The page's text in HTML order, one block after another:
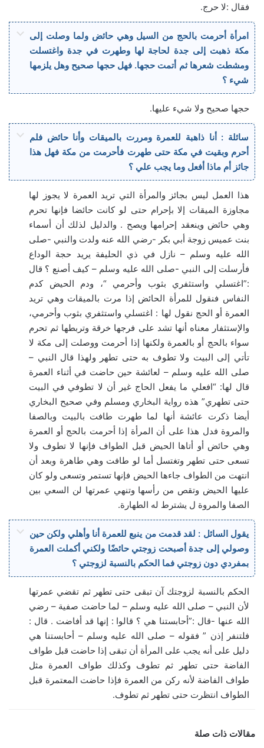
فقال :لا حرج.
امرأة أحرمت بالحج من السيل وهي حائض ولما وصلت إلى
مكة ذهبت إلى جدة لحاجة لها وطهرت في جدة واغتسلت
ومشطت شعرها ثم أتمت حجها. فهل حجها صحيح وهل يلزمها
شيء ؟
حجها صحيح ولا شيء عليها.
سائلة : أنا ذاهبة للعمرة ومررت بالميقات وأنا حائض فلم
أحرم وبقيت في مكة حتى طهرت فأحرمت من مكة فهل هذا
جائز أم ماذا أفعل وما يجب علي ؟
هذا العمل ليس بجائز والمرأة التي تريد العمرة لا يجوز لها
مجاوزة الميقات إلا بإحرام حتى لو كانت حائضا فإنها تحرم
وهي حائض وينعقد إحرامها ويصح . والدليل لذلك أن أسماء
بنت عميس زوجة أبي بكر -رضي الله عنه ولدت والنبي -صلى
الله عليه وسلم – نازل في ذي الحليفة يريد حجة الوداع
فأرسلت إلى النبي -صلى الله عليه وسلم – كيف أصنع ؟ قال
:”اغتسلي واستثفري بثوب وأحرمي “، ودم الحيض كدم
النفاس فنقول للمرأة الحائض إذا مرت بالميقات وهي تريد
العمرة أو الحج نقول لها : اغتسلي واستثفري بثوب وأحرمي،
والإستثفار معناه أنها تشد على فرجها خرقة وتربطها ثم تحرم
سواء بالحج أو بالعمرة ولكنها إذا أحرمت ووصلت إلى مكة لا
تأتي إلى البيت ولا تطوف به حتى تطهر ولهذا قال النبي –
صلى الله عليه وسلم – لعائشة حين حاضت في أثناء العمرة
قال لها: “افعلي ما يفعل الحاج غير أن لا تطوفي في البيت
حتى تطهري” هذه رواية البخاري ومسلم وفي صحيح البخاري
أيضا ذكرت عائشة أنها لما طهرت طافت بالبيت وبالصفا
والمروة فدل هذا على أن المرأة إذا أحرمت بالحج أو العمرة
وهي حائض أو أتاها الحيض قبل الطواف فإنها لا تطوف ولا
تسعى حتى تطهر وتغتسل أما لو طافت وهي طاهرة وبعد أن
انتهت من الطواف جاءها الحيض فإنها تستمر وتسعى ولو كان
عليها الحيض وتقص من رأسها وتنهي عمرتها لن السعي بين
الصفا والمروة ل يشترط له الطهارة.
يقول السائل : لقد قدمت من ينبع للعمرة أنا وأهلي ولكن حين
وصولي إلى جدة أصبحت زوجتي حائضًا ولكني أكملت العمرة
بمفردي دون زوجتي فما الحكم بالنسبة لزوجتي ؟
الحكم بالنسبة لزوجتك آن تبقى حتى تطهر ثم تقضي عمرتها
لأن النبي – صلى الله عليه وسلم – لما حاضت صفية – رضي
الله عنها -قال :”أحابستنا هي ؟ قالوا : إنها قد أفاضت . قال :
فلتنفر إذن ” فقوله – صلى الله عليه وسلم – أحابستنا هي
دليل على أنه يجب على المرأة أن تبقى إذا حاضت قبل طواف
الفاضة حتى تطهر ثم تطوف وكذلك طواف العمرة مثل
طواف الفاضة لأنه ركن من العمرة فإذا حاضت المعتمرة قبل
الطواف انتظرت حتى تطهر ثم تطوف.
مقالات ذات صلة